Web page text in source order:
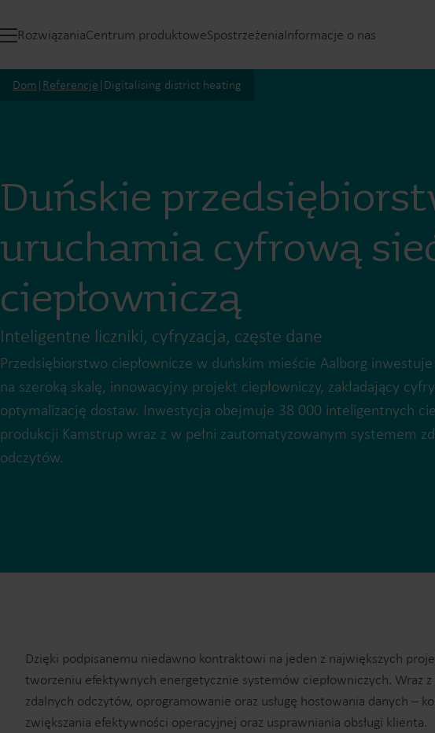
RozwiązaniaCentrum produktoweSpostrzeżeniaInformacje o nas
Nasze
które
Dowiedz
Dom | Referencje | Digitalising district heating
Duńskie
uruchamia cyfrową
ciepłowniczą
Inteligentne liczniki, cyfryzacja, częste dane
Przedsiębiorstwo ciepłownicze w duńskim mieście Aalborg
na szeroką skalę, innowacyjny projekt ciepłowniczy, zakładający
optymalizację dostaw. Inwestycja obejmuje 38 000 inteligentnych
produkcji Kamstrup wraz z w pełni zautomatyzowanym systemem
odczytów.
Dzięki podpisanemu niedawno kontraktowi na jeden z największych
tworzeniu efektywnych energetycznie systemów ciepłowniczych.
zdalnych odczytów, oprogramowanie oraz usługę hostowania danych
zwiększania efektywności operacyjnej oraz usprawniania obsługi klienta.